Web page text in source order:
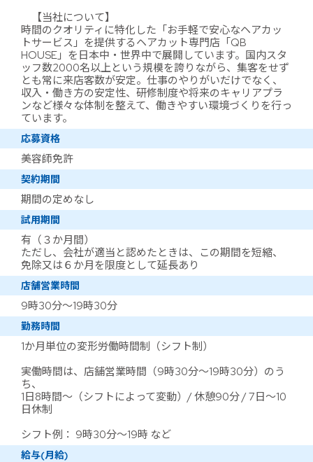
【当社について】
時間のクオリティに特化した「お手軽で安心なヘアカッ
トサービス」を提供するヘアカット専門店「QB
HOUSE」を日本中・世界中で展開しています。国内スタ
ッフ数2000名以上という規模を誇りながら、集客をせず
とも常に来店客数が安定。仕事のやりがいだけでなく、
収入・働き方の安定性、研修制度や将来のキャリアプラ
ンなど様々な体制を整えて、働きやすい環境づくりを行っ
ています。
応募資格
美容師免許
契約期間
期間の定めなし
試用期間
有（３か月間）
ただし、会社が適当と認めたときは、この期間を短縮、
免除又は６か月を限度として延長あり
店舗営業時間
9時30分～19時30分
勤務時間
1か月単位の変形労働時間制（シフト制）
実働時間は、店舗営業時間（9時30分～19時30分）のう
ち、
1日8時間～（シフトによって変動）/ 休憩90分 / 7日～10
日休制
シフト例： 9時30分～19時 など
給与(月給)